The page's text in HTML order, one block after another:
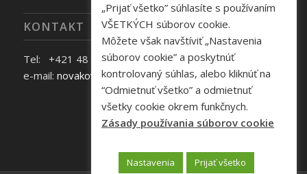
KONTAKT
Tel: +421 48 645 40 35
e-mail: novakova@zelpo.sk
„Prijať všetko” súhlasíte s používaním
VŠETKÝCH súborov cookie.
Môžete však navštíviť „Nastavenia
súborov cookie” a poskytnúť
kontrolovaný súhlas, alebo kliknúť na
“Odmietnuť všetko” a odmietnuť
všetky cookie okrem funkčnych.
Zásady používania súborov cookie
Nastavenia Prijať všetko